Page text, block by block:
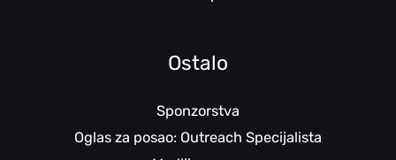
Ostalo
Sponzorstva
Oglas za posao: Outreach Specijalista